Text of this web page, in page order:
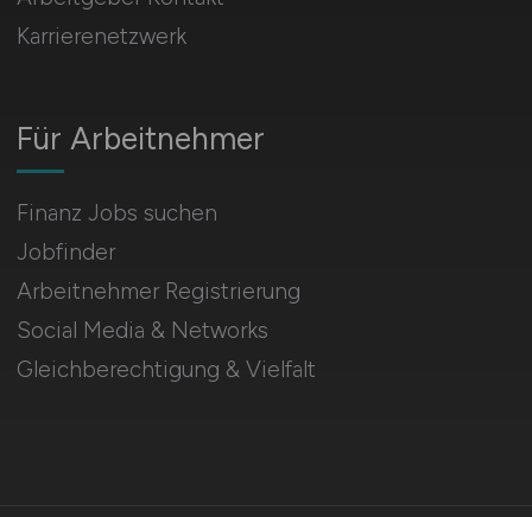
Für Arbeitnehmer
Finanz Jobs suchen
Jobfinder
Arbeitnehmer Registrierung
Social Media & Networks
Gleichberechtigung & Vielfalt
Karrierenetzwerk